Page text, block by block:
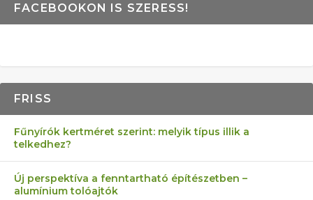
FACEBOOKON IS SZERESS!
FRISS
Fűnyírók kertméret szerint: melyik típus illik a
telkedhez?
Új perspektíva a fenntartható építészetben –
alumínium tolóajtók